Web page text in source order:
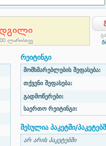
რეიტინგი
მომხმარებლების შეფასება:
თქვენი შეფასება:
გადმოწერები:
საერთო რეიტინგი:
შესულია პაკეტში/
არ არის პაკეტებში